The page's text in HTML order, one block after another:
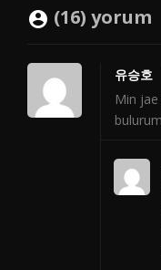
(16) yorum
유승호
Min
bulurum